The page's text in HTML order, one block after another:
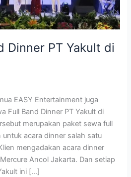
Dinner PT Yakult di
EASY Entertainment juga
Full Band Dinner PT Yakult di
merupakan paket sewa full
acara dinner salah satu
mengadakan acara dinner
Ancol Jakarta. Dan setiap
ini […]